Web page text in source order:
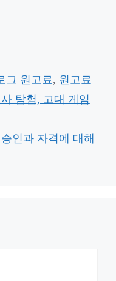
그 원고료, 원고료
탐험, 고대 게임
인과 자격에 대해